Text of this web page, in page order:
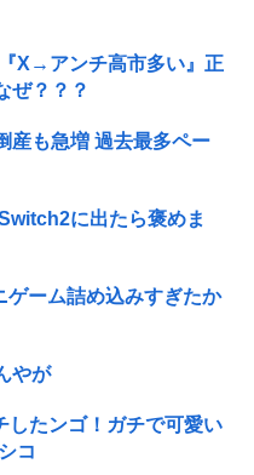
X→アンチ高市多い』正
ぜ？？？
産も急増 過去最多ペー
に出たら褒めま
ゲーム詰め込みすぎたか
やが
たンゴ！ガチで可愛い
コ